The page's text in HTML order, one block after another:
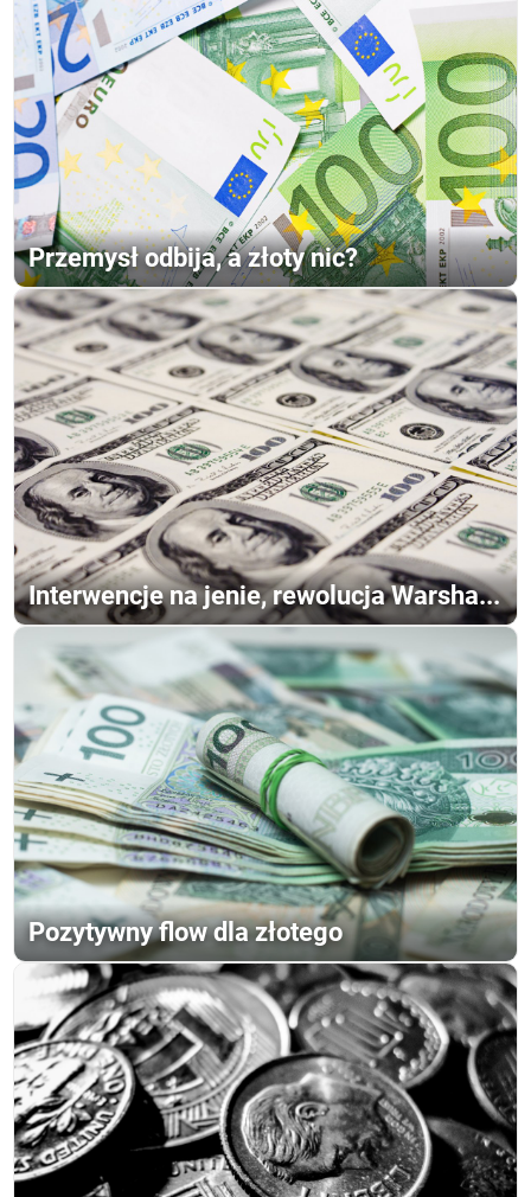
Przemysł odbija, a złoty nic?
Interwencje na jenie, rewolucja Warsha...
Pozytywny flow dla złotego